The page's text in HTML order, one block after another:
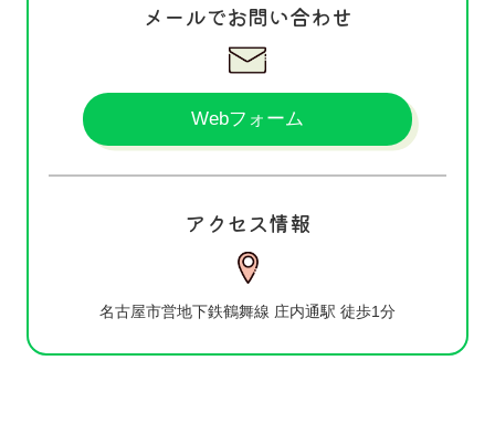
メールでお問い合わせ
Webフォーム
アクセス情報
名古屋市営地下鉄鶴舞線 庄内通駅 徒歩1分